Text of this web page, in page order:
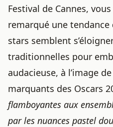
Festival de Cannes,
remarqué une
stars semblent
traditionnelles pour
audacieuse, à l’image de
marquants des Oscars
flamboyantes aux
par les nuances pastel